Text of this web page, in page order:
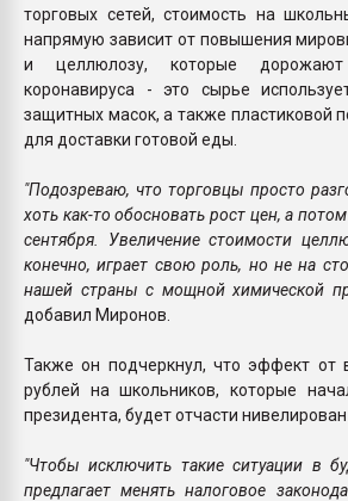
торговых сетей, стоимость на
напрямую зависит от повышения
и целлюлозу, которые
коронавируса - это сырье
защитных масок, а также пластиковой
для доставки готовой еды.
"Подозреваю, что торговцы просто
хоть как-то обосновать рост цен, а
сентября. Увеличение стоимости
конечно, играет свою роль, но не на
нашей страны с мощной химической
добавил Миронов.
Также он подчеркнул, что эффект от
рублей на школьников, которые
президента, будет отчасти
"Чтобы исключить такие ситуации в
предлагает менять налоговое